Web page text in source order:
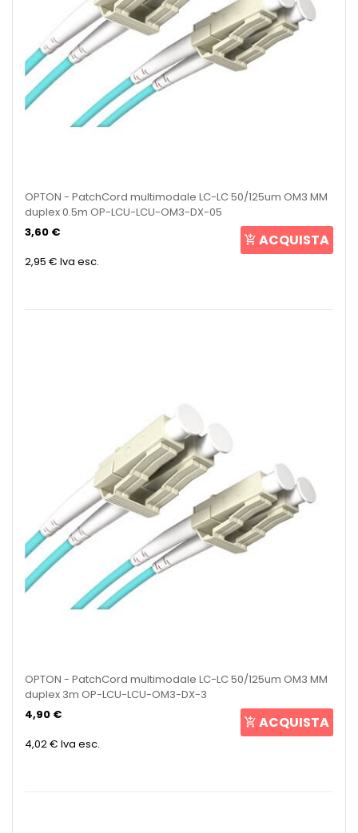
OPTON - PatchCord multimodale LC-LC 50/125um OM3 MM
duplex 0.5m OP-LCU-LCU-OM3-DX-05
3,60 €
2,95 € Iva esc.
ACQUISTA
OPTON - PatchCord multimodale LC-LC 50/125um OM3 MM
duplex 3m OP-LCU-LCU-OM3-DX-3
4,90 €
4,02 € Iva esc.
ACQUISTA